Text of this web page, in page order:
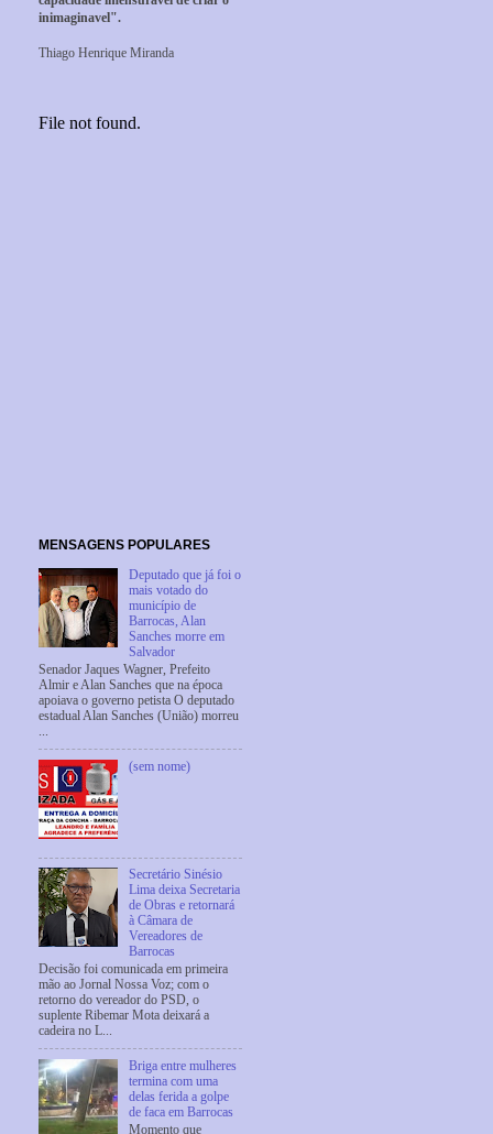
inimaginavel".
Thiago Henrique Miranda
MENSAGENS POPULARES
Deputado que já foi o
mais votado do
município de
Barrocas, Alan
Sanches morre em
Salvador
Senador Jaques Wagner, Prefeito
Almir e Alan Sanches que na época
apoiava o governo petista O deputado
estadual Alan Sanches (União) morreu
...
(sem nome)
Secretário Sinésio
Lima deixa Secretaria
de Obras e retornará
à Câmara de
Vereadores de
Barrocas
Decisão foi comunicada em primeira
mão ao Jornal Nossa Voz; com o
retorno do vereador do PSD, o
suplente Ribemar Mota deixará a
cadeira no L...
Briga entre mulheres
termina com uma
delas ferida a golpe
de faca em Barrocas
Momento que